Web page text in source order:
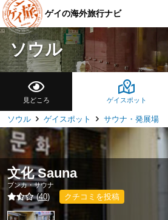
ゲイの海外旅行ナビ
ソウル
見どころ ゲイスポット
ソウル ゲイスポット サウナ・発展場
文化 Sauna
ブンカ・サウナ
(40) クチコミを投稿